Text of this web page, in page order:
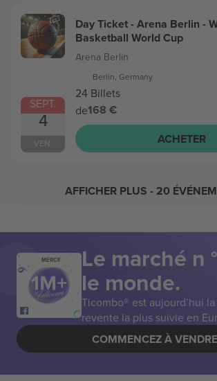
SEPT.
4
VEN.
Day Ticket - Arena Berlin -
Basketball World Cup
Arena Berlin
Berlin, Germany
24 Billets
de168 €
ACHETER
AFFICHER PLUS - 20
MERCI! Le marché n
le monde.
Ticombo® est aujourd’hui
revente la plus suivie en
COMMENCEZ À VENDRE